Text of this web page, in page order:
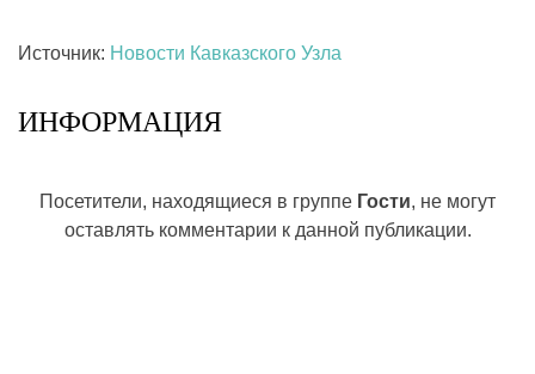
Источник: Новости Кавказского Узла
ИНФОРМАЦИЯ
Посетители, находящиеся в группе Гости, не могут
оставлять комментарии к данной публикации.